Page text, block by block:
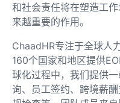
和社会责任将在塑造工
来越重要的作用。
ChaadHR专注于全球人
160个国家和地区提供
球化过程中，我们提供
询、员工签约、跨境薪